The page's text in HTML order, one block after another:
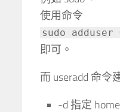
使用命令
sudo adduser
即可。
而 useradd 命令
-d 指定